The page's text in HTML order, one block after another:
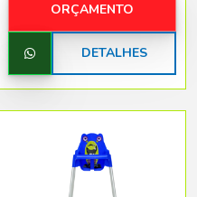
ORÇAMENTO
DETALHES